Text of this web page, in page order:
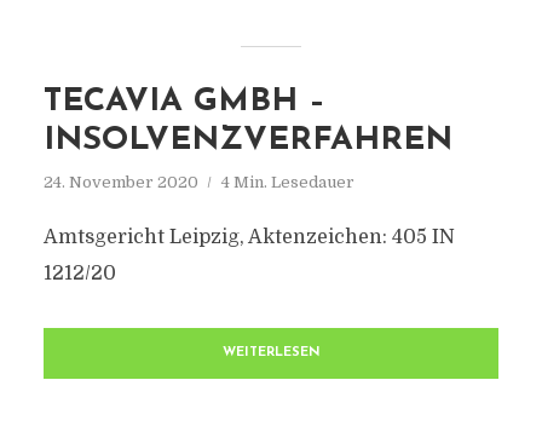
TECAVIA GMBH –
INSOLVENZVERFAHREN
24. November 2020 4 Min. Lesedauer
Amtsgericht Leipzig, Aktenzeichen: 405 IN
1212/20
WEITERLESEN